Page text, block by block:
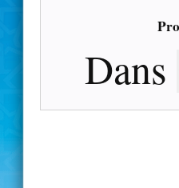
Dans